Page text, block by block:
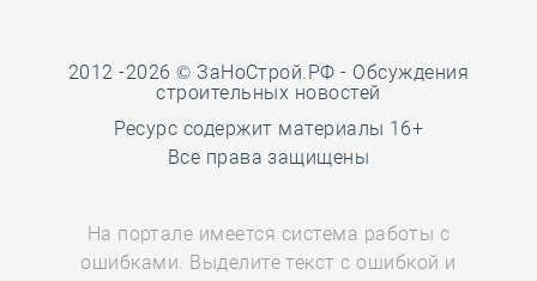
2012 -2026 © ЗаНоСтрой.РФ - Обсуждения
строительных новостей
Ресурс содержит материалы 16+
Все права защищены
На портале имеется система работы с
ошибками. Выделите текст с ошибкой и